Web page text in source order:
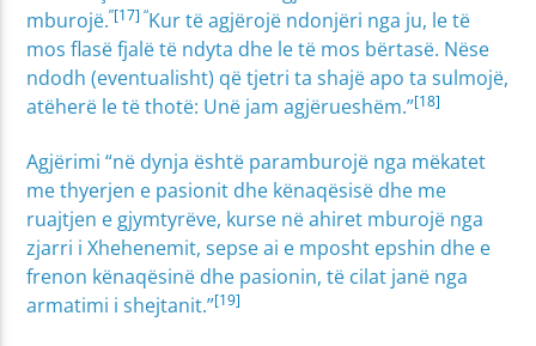
mburojë.”[17] “Kur të agjërojë ndonjëri nga ju, le të
mos flasë fjalë të ndyta dhe le të mos bërtasë. Nëse
ndodh (eventualisht) që tjetri ta shajë apo ta sulmojë,
atëherë le të thotë: Unë jam agjërueshëm.”[18]
Agjërimi “në dynja është paramburojë nga mëkatet
me thyerjen e pasionit dhe kënaqësisë dhe me
ruajtjen e gjymtyrëve, kurse në ahiret mburojë nga
zjarri i Xhehenemit, sepse ai e mposht epshin dhe e
frenon kënaqësinë dhe pasionin, të cilat janë nga
armatimi i shejtanit.”[19]